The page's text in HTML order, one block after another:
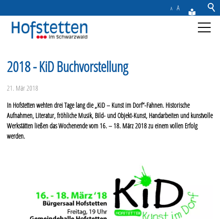
A A
Aktuelles
Gemeinde
Rathaus & Service
Freizeit & Tourismus
Kontakt
2018 - KiD Buchvorstellung
21. Mär 2018
In Hofstetten wehten drei Tage lang die „KiD – Kunst im Dorf“-Fahnen. Historische
Aufnahmen, Literatur, fröhliche Musik, Bild- und Objekt-Kunst, Handarbeiten und kunstvolle
Werkstätten ließen das Wochenende vom 16. – 18. März 2018 zu einem vollen Erfolg
werden.